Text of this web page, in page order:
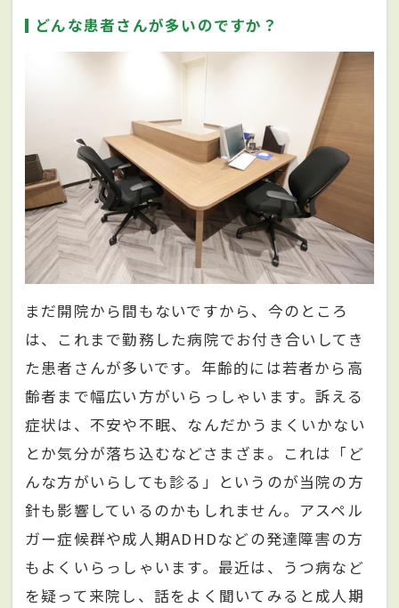
どんな患者さんが多いのですか？
まだ開院から間もないですから、今のところ
は、これまで勤務した病院でお付き合いしてき
た患者さんが多いです。年齢的には若者から高
齢者まで幅広い方がいらっしゃいます。訴える
症状は、不安や不眠、なんだかうまくいかない
とか気分が落ち込むなどさまざま。これは「ど
んな方がいらしても診る」というのが当院の方
針も影響しているのかもしれません。アスペル
ガー症候群や成人期ADHDなどの発達障害の方
もよくいらっしゃいます。最近は、うつ病など
を疑って来院し、話をよく聞いてみると成人期